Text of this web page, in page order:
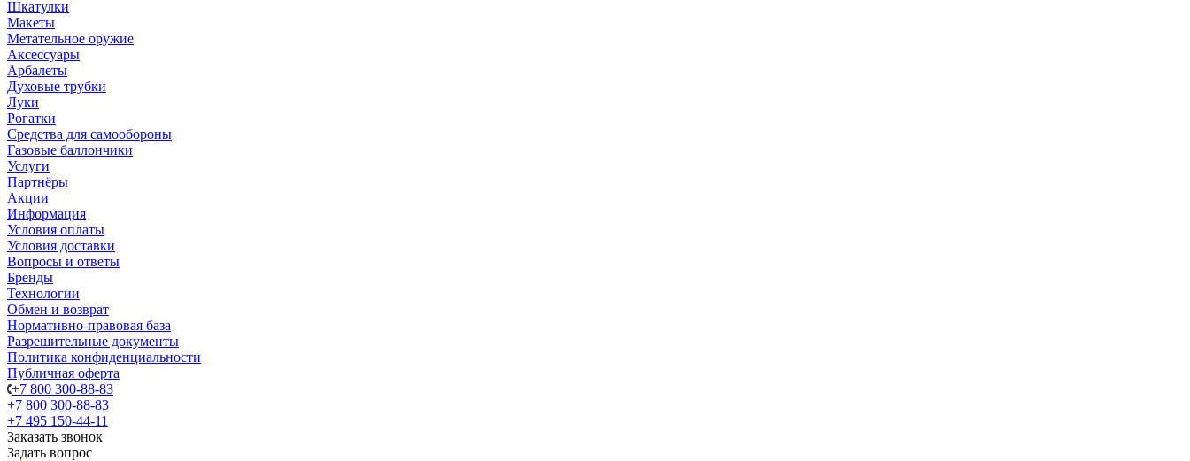
Шкатулки
Макеты
Метательное оружие
Аксессуары
Арбалеты
Духовые трубки
Луки
Рогатки
Средства для самообороны
Газовые баллончики
Услуги
Партнёры
Акции
Информация
Условия оплаты
Условия доставки
Вопросы и ответы
Бренды
Технологии
Обмен и возврат
Нормативно-правовая база
Разрешительные документы
Политика конфиденциальности
Публичная оферта
+7 800 300-88-83
+7 800 300-88-83
+7 495 150-44-11
Заказать звонок
Задать вопрос